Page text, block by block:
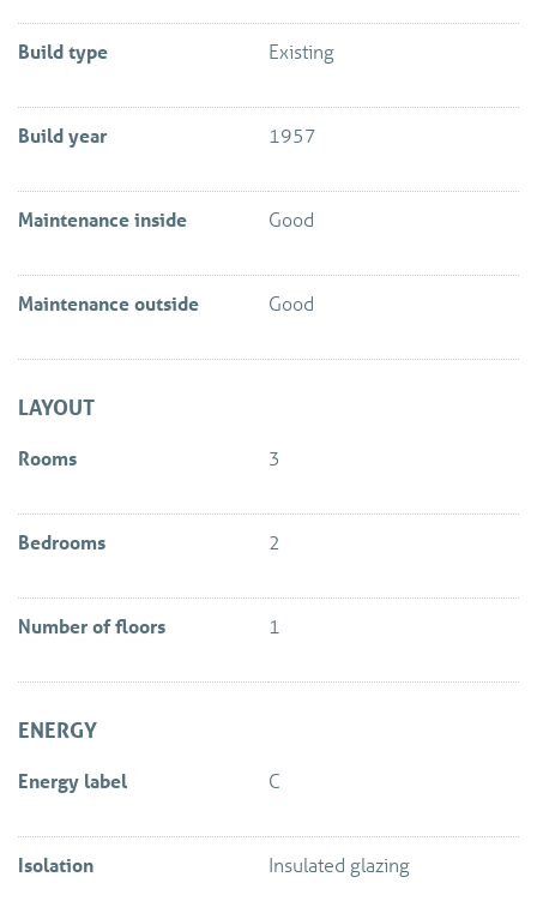
Build type Existing
Build year 1957
Maintenance inside Good
Maintenance outside Good
LAYOUT
Rooms 3
Bedrooms 2
Number of floors 1
ENERGY
Energy label C
Isolation Insulated glazing